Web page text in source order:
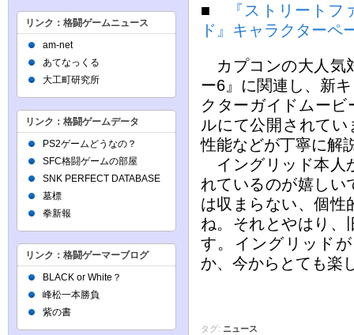
■
『ストリート
ド』キャラクターペ
カプコンの大人気
ー6』に関連し、新
クターガイドムービ
ルにて公開されて
性能などが丁寧に解
イングリッド本人
れているのが嬉しい
は収まらない、個性
ね。それとやはり、
す。イングリッド
か、今からとても楽
タグ: ニュース
リンク：格闘ゲームニュース
am-net
あてなっくる
大工町研究所
リンク：格闘ゲームデータ
PS2ゲームどうなの？
SFC格闘ゲームの部屋
SNK PERFECT DATABASE
墓標
拳新報
リンク：格闘ゲーマーブログ
BLACK or White？
峰松一本勝負
紫の書